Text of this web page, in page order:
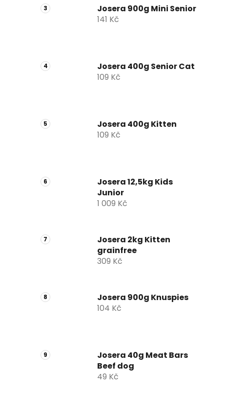
Josera 900g Mini Senior
141 Kč
Josera 400g Senior Cat
109 Kč
Josera 400g Kitten
109 Kč
Josera 12,5kg Kids
Junior
1 009 Kč
Josera 2kg Kitten
grainfree
309 Kč
Josera 900g Knuspies
104 Kč
Josera 40g Meat Bars
Beef dog
49 Kč